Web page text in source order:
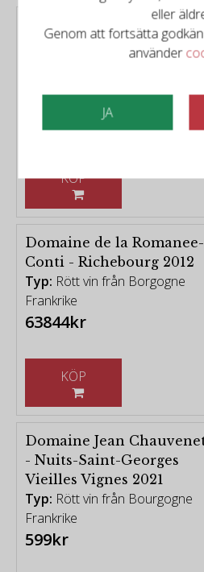
Domaine de la Romanee-
Conti - Grands
KÖP
Domaine de la Romanee-
Conti - Richebourg 2012
Typ: Rött vin från Borgogne
Frankrike
63844kr
Domaine Jean
- Nuits-Saint-Georges
Vieilles Vignes 2021
Typ: Rött vin från Bourgogne
Frankrike
599kr
eller
Genom att fortsätta
använder
JA